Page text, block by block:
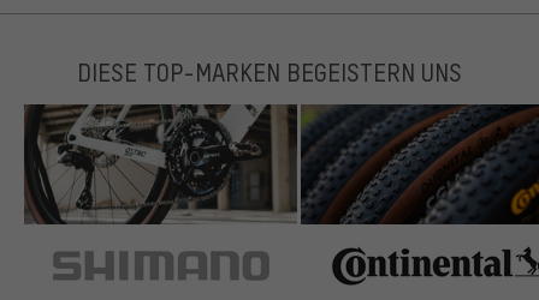
DIESE TOP-MARKEN BEGEISTERN UNS